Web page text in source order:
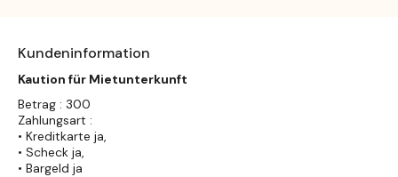
Kundeninformation
Kaution für Mietunterkunft
Betrag : 300
Zahlungsart :
• Kreditkarte ja,
• Scheck ja,
• Bargeld ja